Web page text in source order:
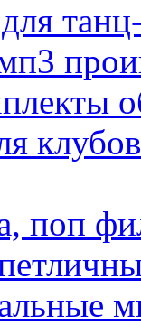
клубов
поп